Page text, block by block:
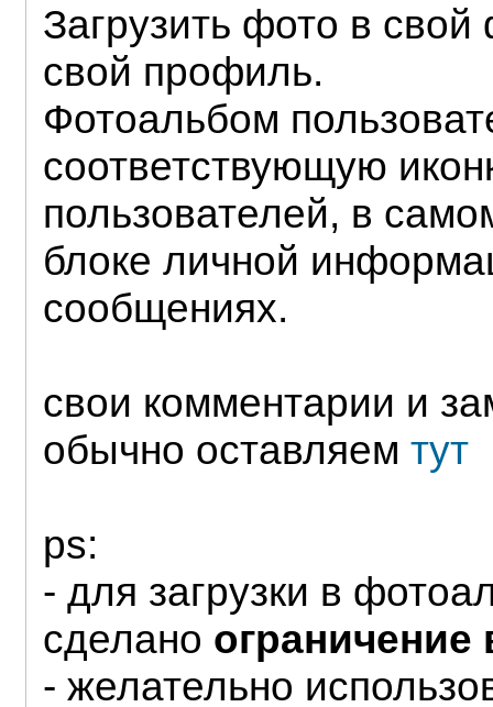
Загрузить фото в
свой профиль.
Фотоальбом
соответствующую
пользователей, в
блоке личной
сообщениях.
свои комментарии и
обычно оставляем тут
ps:
- для загрузки в
сделано
- желательно